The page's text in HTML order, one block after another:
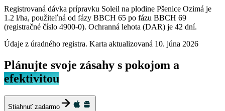
Registrovaná dávka prípravku Soleil na plodine Pšenice Ozimá je
1.2 l/ha, použiteľná od fázy BBCH 65 po fázu BBCH 69
(registračné číslo 4900-0). Ochranná lehota (DAR) je 42 dní.
Údaje z úradného registra. Karta aktualizovaná 10. júna 2026
Plánujte svoje zásahy s pokojom a
efektivitou
Stiahnuť zadarmo